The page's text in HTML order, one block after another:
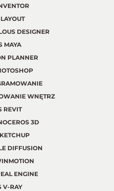
DESIGNER
MAYA
PLANNER
WNĘTRZ
REVIT
3D
DIFFUSION
ENGINE
V-RAY